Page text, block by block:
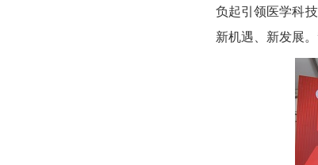
负起引领医学科
新机遇、新发展。